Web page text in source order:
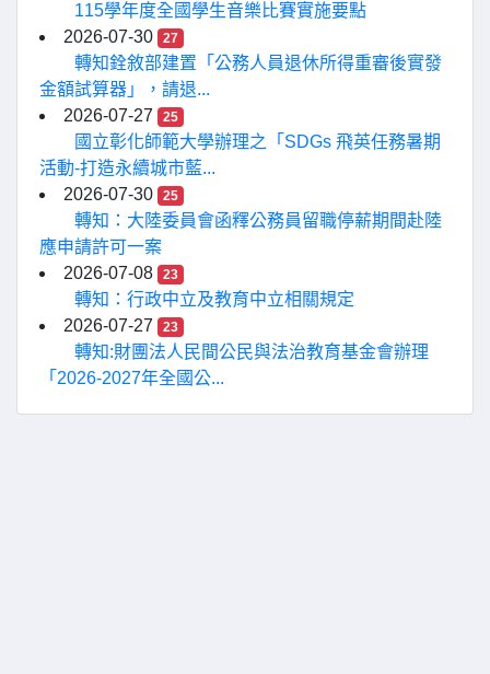
115學年度全國學生音樂比賽實施要點
2026-07-30
27
轉知銓敘部建置「公務人員退休所得重審後實發
金額試算器」，請退...
2026-07-27
25
國立彰化師範大學辦理之「SDGs 飛英任務暑期
活動-打造永續城市藍...
2026-07-30
25
轉知：大陸委員會函釋公務員留職停薪期間赴陸
應申請許可一案
2026-07-08
23
轉知：行政中立及教育中立相關規定
2026-07-27
23
轉知:財團法人民間公民與法治教育基金會辦理
「2026-2027年全國公...